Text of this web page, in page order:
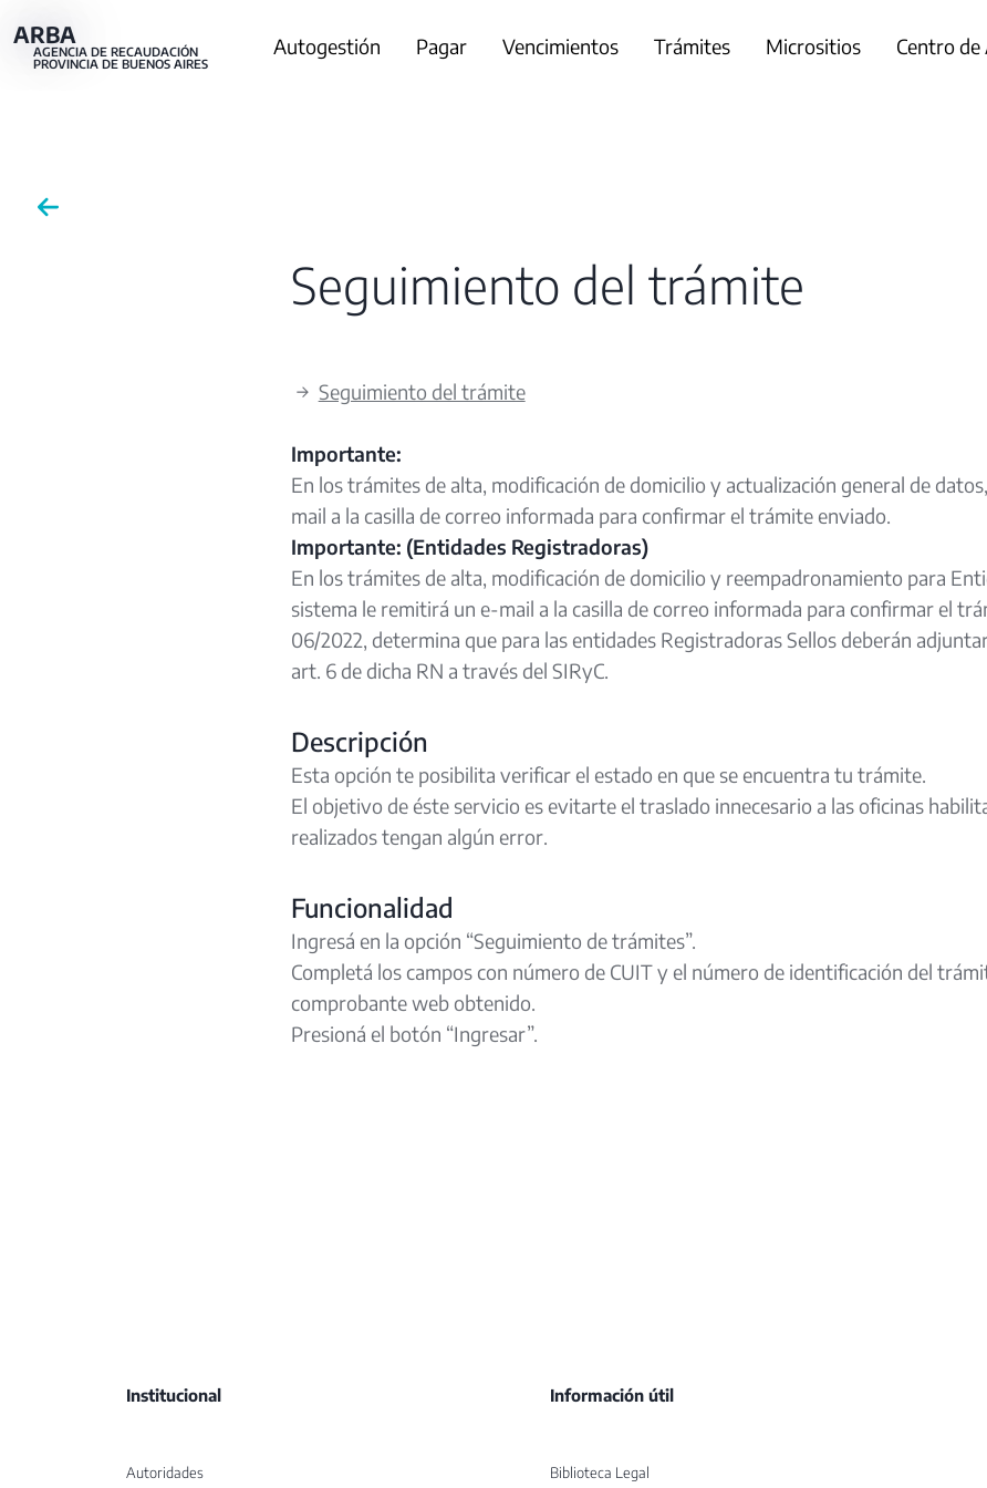
al
ARBA
AGENCIA DE RECAUDACIÓN
PROVINCIA DE BUENOS AIRES
Main
Autogestión Pagar Vencimientos Trámites Micrositios Centro de
Seguimiento del trámite
→ Seguimiento del trámite
Importante:
En los trámites de alta, modificación de domicilio y actualización general de
mail a la casilla de correo informada para confirmar el trámite enviado.
Importante: (Entidades Registradoras)
En los trámites de alta, modificación de domicilio y reempadronamiento para
sistema le remitirá un e-mail a la casilla de correo informada para confirmar el
06/2022, determina que para las entidades Registradoras Sellos deberán
art. 6 de dicha RN a través del SIRyC.
Descripción
Esta opción te posibilita verificar el estado en que se encuentra tu trámite.
El objetivo de éste servicio es evitarte el traslado innecesario a las oficinas
realizados tengan algún error.
Funcionalidad
Ingresá en la opción “Seguimiento de trámites”.
Completá los campos con número de CUIT y el número de identificación del
comprobante web obtenido.
Presioná el botón “Ingresar”.
Institucional
Autoridades
Información útil
Biblioteca Legal